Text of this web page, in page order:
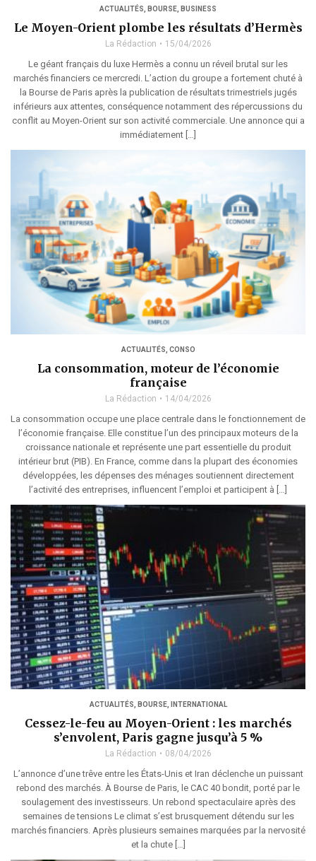
ACTUALITÉS BOURSE BUSINESS
Le Moyen-Orient plombe les résultats d’Hermès
La Rédaction 15/04/2026
Le géant français du luxe Hermès a connu un réveil brutal sur les
marchés financiers ce mercredi. L’action du groupe a fortement chuté à
la Bourse de Paris après la publication de résultats trimestriels jugés
inférieurs aux attentes, conséquence notamment des répercussions du
conflit au Moyen-Orient sur son activité commerciale. Une annonce qui a
immédiatement […]
ACTUALITÉS CONSO
La consommation, moteur de l’économie
française
La Rédaction 14/04/2026
La consommation occupe une place centrale dans le fonctionnement de
l’économie française. Elle constitue l’un des principaux moteurs de la
croissance nationale et représente une part essentielle du produit
intérieur brut (PIB). En France, comme dans la plupart des économies
développées, les dépenses des ménages soutiennent directement
l’activité des entreprises, influencent l’emploi et participent à […]
ACTUALITÉS, BOURSE, INTERNATIONAL
Cessez-le-feu au Moyen-Orient : les marchés
s’envolent, Paris gagne jusqu’à 5 %
La Rédaction 08/04/2026
L’annonce d’une trêve entre les États-Unis et Iran déclenche un puissant
rebond des marchés. À Bourse de Paris, le CAC 40 bondit, porté par le
soulagement des investisseurs. Un rebond spectaculaire après des
semaines de tensions Le climat s’est brusquement détendu sur les
marchés financiers. Après plusieurs semaines marquées par la nervosité
et la chute […]